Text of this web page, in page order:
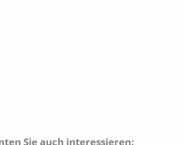
Sie auch interessieren: